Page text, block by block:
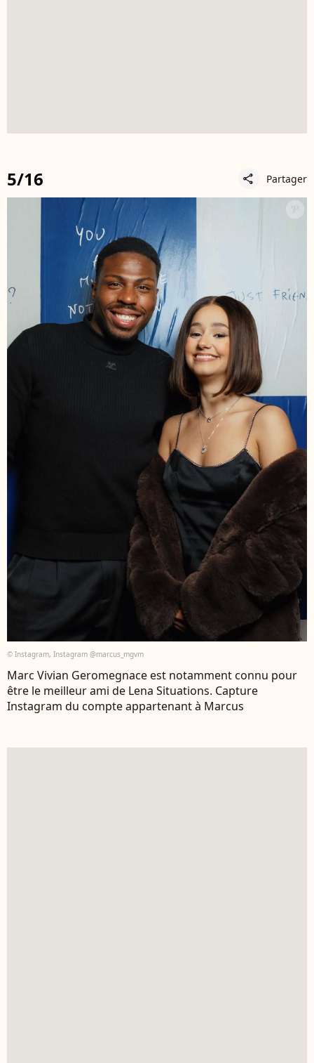
5/16 share Partager
© Instagram, Instagram @marcus_mgvm
Marc Vivian Geromegnace est notamment connu pour
être le meilleur ami de Lena Situations. Capture
Instagram du compte appartenant à Marcus